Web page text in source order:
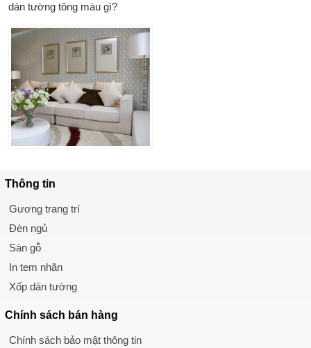
dán tường tông màu gì?
Thông tin
Gương trang trí
Đèn ngủ
Sàn gỗ
In tem nhãn
Xốp dán tường
Chính sách bán hàng
Chính sách bảo mật thông tin